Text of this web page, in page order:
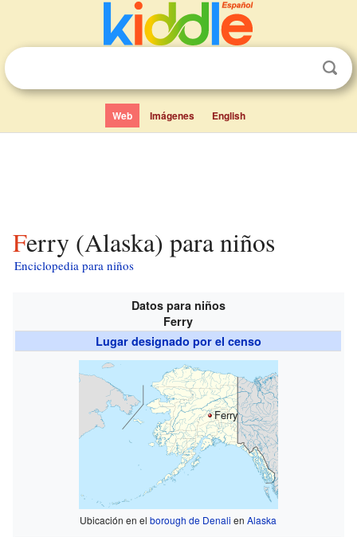
Web Imágenes English
Ferry (Alaska) para niños
Enciclopedia para niños
Datos para niños
Ferry
Lugar designado por el censo
Ferry
Ubicación en elborough de Denali enAlaska